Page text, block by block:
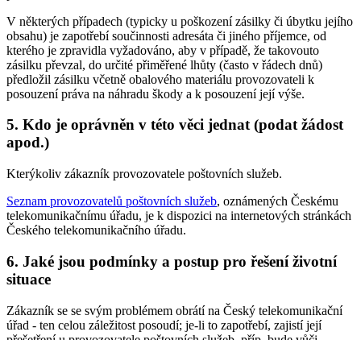
V některých případech (typicky u poškození zásilky či úbytku jejího
obsahu) je zapotřebí součinnosti adresáta či jiného příjemce, od
kterého je zpravidla vyžadováno, aby v případě, že takovouto
zásilku převzal, do určité přiměřené lhůty (často v řádech dnů)
předložil zásilku včetně obalového materiálu provozovateli k
posouzení práva na náhradu škody a k posouzení její výše.
5. Kdo je oprávněn v této věci jednat (podat žádost
apod.)
Kterýkoliv zákazník provozovatele poštovních služeb.
Seznam provozovatelů poštovních služeb, oznámených Českému
telekomunikačnímu úřadu, je k dispozici na internetových stránkách
Českého telekomunikačního úřadu.
6. Jaké jsou podmínky a postup pro řešení životní
situace
Zákazník se se svým problémem obrátí na Český telekomunikační
úřad - ten celou záležitost posoudí; je-li to zapotřebí, zajistí její